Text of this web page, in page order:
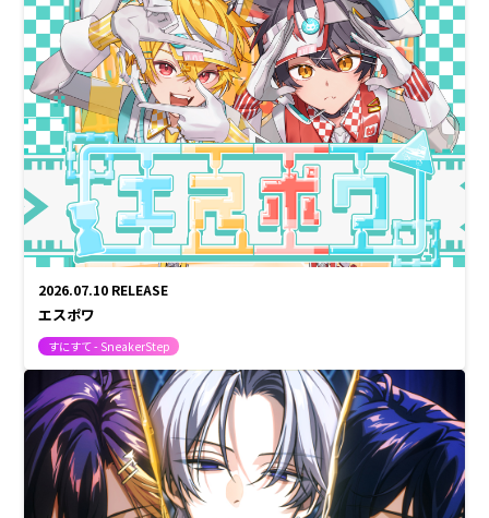
パルオ つきしろやしろ。
はりま まひろまる。
STPR所属クリエイター
もりうさ
2026.07.10 RELEASE
エスポワ
すにすて - SneakerStep